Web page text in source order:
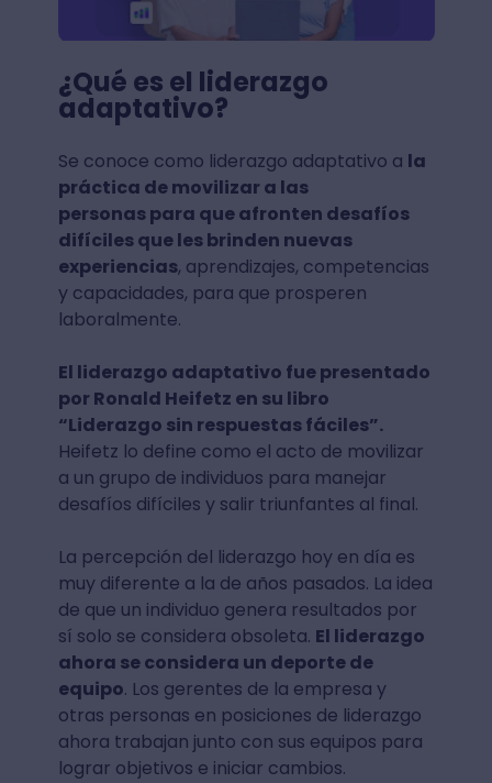
¿Qué es el liderazgo
adaptativo?
Se conoce como liderazgo adaptativo a la
práctica de movilizar a las
personas para que afronten desafíos
difíciles que les brinden nuevas
experiencias, aprendizajes, competencias
y capacidades, para que prosperen
laboralmente.
El liderazgo adaptativo fue presentado
por Ronald Heifetz en su libro
“Liderazgo sin respuestas fáciles”.
Heifetz lo define como el acto de movilizar
a un grupo de individuos para manejar
desafíos difíciles y salir triunfantes al final.
La percepción del liderazgo hoy en día es
muy diferente a la de años pasados. La idea
de que un individuo genera resultados por
sí solo se considera obsoleta. El liderazgo
ahora se considera un deporte de
equipo. Los gerentes de la empresa y
otras personas en posiciones de liderazgo
ahora trabajan junto con sus equipos para
lograr objetivos e iniciar cambios.